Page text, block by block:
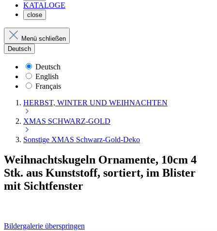
KATALOGE
close
Menü schließen
Deutsch
Deutsch
English
Français
HERBST, WINTER UND WEIHNACHTEN
XMAS SCHWARZ-GOLD
Sonstige XMAS Schwarz-Gold-Deko
Weihnachtskugeln Ornamente, 10cm 4
Stk. aus Kunststoff, sortiert, im Blister
mit Sichtfenster
Bildergalerie überspringen